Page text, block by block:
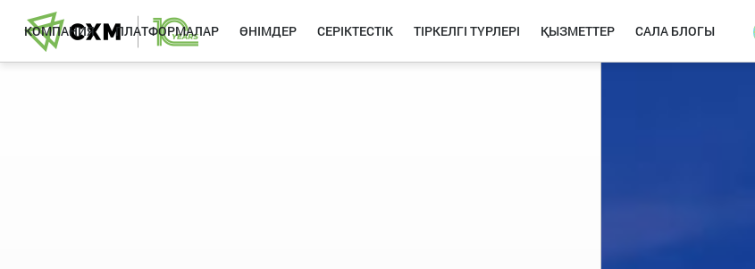
КОМПАНИЯ ПЛАТФОРМАЛАР ӨНІМДЕР СЕРІКТЕСТІК ТІРКЕЛГІ ТҮРЛЕРІ ҚЫЗМЕТТЕР САЛА БЛОГЫ